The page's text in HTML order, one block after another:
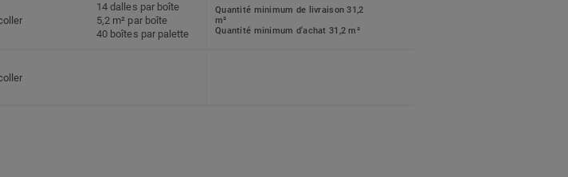
14 dalles par boîte
5,2 m² par boîte
40 boîtes par palette
Quantité minimum de livraison 31,2
m²
Quantité minimum d'achat 31,2 m²